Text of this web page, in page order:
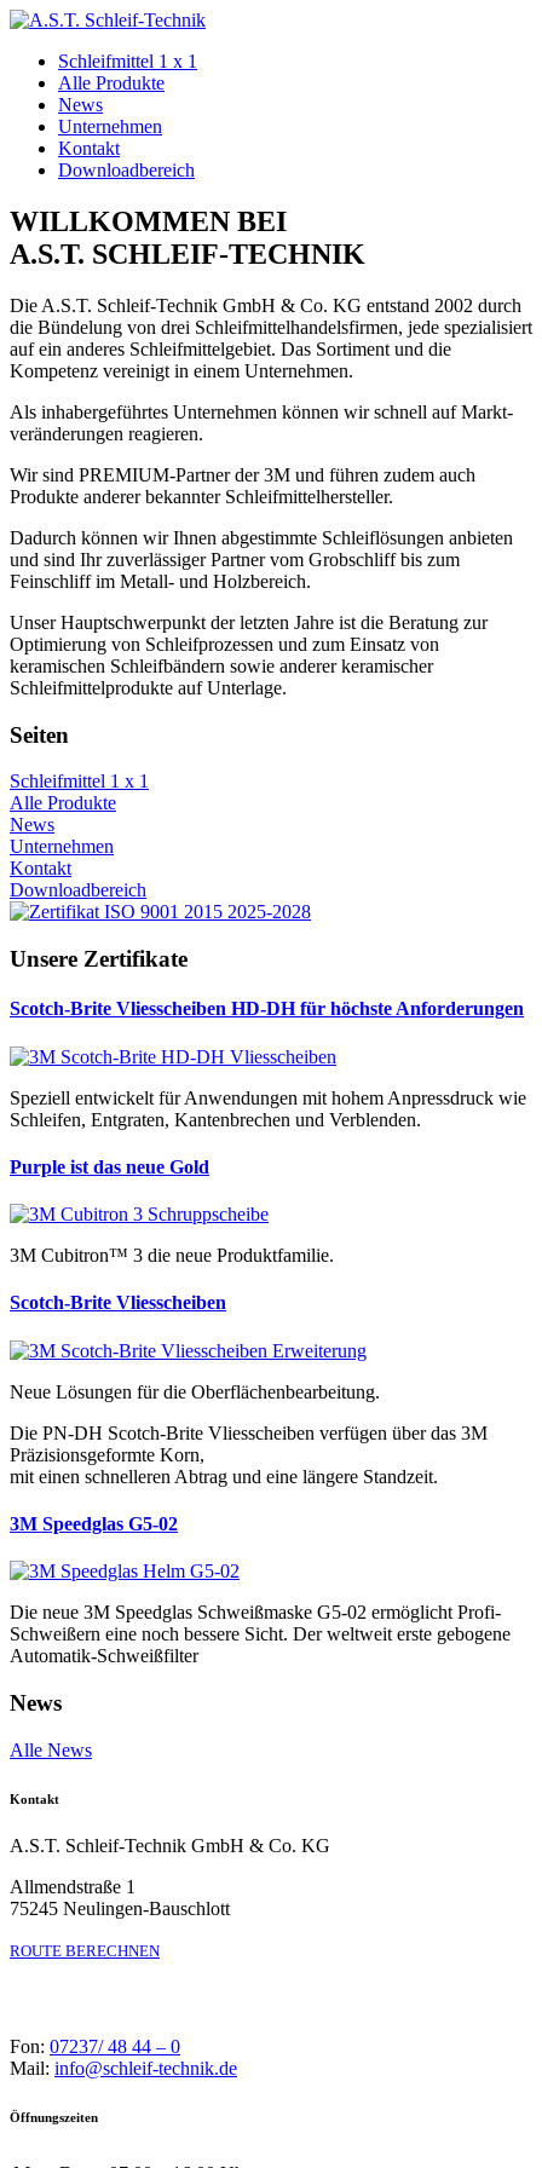
Schleifmittel 1 x 1
Alle Produkte
News
Unternehmen
Kontakt
Downloadbereich
WILLKOMMEN BEI
A.S.T. SCHLEIF-TECHNIK
Die A.S.T. Schleif-Technik GmbH & Co. KG entstand 2002 durch
die Bündelung von drei Schleifmittel­handels­firmen, jede spezialisiert
auf ein anderes Schleifmittel­gebiet. Das Sortiment und die
Kompetenz vereinigt in einem Unternehmen.
Als inhabergeführtes Unternehmen können wir schnell auf Markt­
veränderungen reagieren.
Wir sind PREMIUM-Partner der 3M und führen zudem auch
Produkte anderer bekannter Schleifmittelhersteller.
Dadurch können wir Ihnen abgestimmte Schleif­lösungen anbieten
und sind Ihr zuverlässiger Partner vom Grobschliff bis zum
Feinschliff im Metall- und Holz­bereich.
Unser Hauptschwerpunkt der letzten Jahre ist die Beratung zur
Optimierung von Schleifprozessen und zum Einsatz von
keramischen Schleifbändern sowie anderer keramischer
Schleifmittelprodukte auf Unterlage.
Seiten
Schleifmittel 1 x 1
Alle Produkte
News
Unternehmen
Kontakt
Downloadbereich
Unsere Zertifikate
Scotch-Brite Vliesscheiben HD-DH für höchste Anforderungen
Speziell entwickelt für Anwendungen mit hohem Anpressdruck wie
Schleifen, Entgraten, Kantenbrechen und Verblenden.
Purple ist das neue Gold
3M Cubitron™ 3 die neue Produktfamilie.
Scotch-Brite Vliesscheiben
Neue Lösungen für die Oberflächenbearbeitung.
Die PN-DH Scotch-Brite Vliesscheiben verfügen über das 3M
Präzisionsgeformte Korn,
mit einen schnelleren Abtrag und eine längere Standzeit.
3M Speedglas G5-02
Die neue 3M Speedglas Schweißmaske G5-02 ermöglicht Profi-
Schweißern eine noch bessere Sicht. Der weltweit erste gebogene
Automatik-Schweißfilter
News
Alle News
Kontakt
A.S.T. Schleif-Technik GmbH & Co. KG
Allmendstraße 1
75245 Neulingen-Bauschlott
ROUTE BERECHNEN
Fon: 07237/ 48 44 – 0
Mail: info@schleif-technik.de
Öffnungszeiten